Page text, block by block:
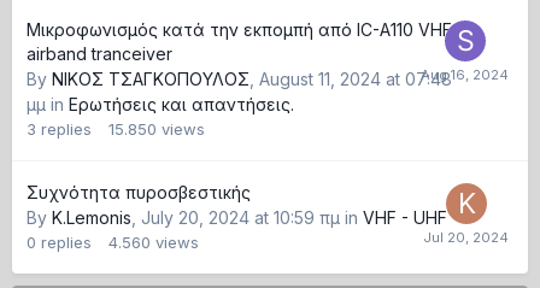
Μικροφωνισμός κατά την εκπομπή από IC-A110 VHF
airband tranceiver
By ΝΙΚΟΣ ΤΣΑΓΚΟΠΟΥΛΟΣ August 11, 2024 at 07:48
μμ in Ερωτήσεις και απαντήσεις.
3 replies 15.850 views
Συχνότητα πυροσβεστικής
By K.Lemonis July 20, 2024 at 10:59 πμ in VHF - UHF
0 replies 4.560 views